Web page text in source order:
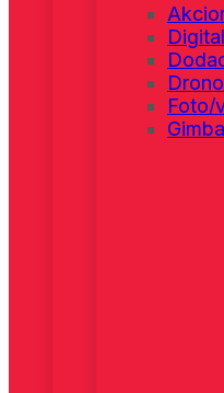
Foto/